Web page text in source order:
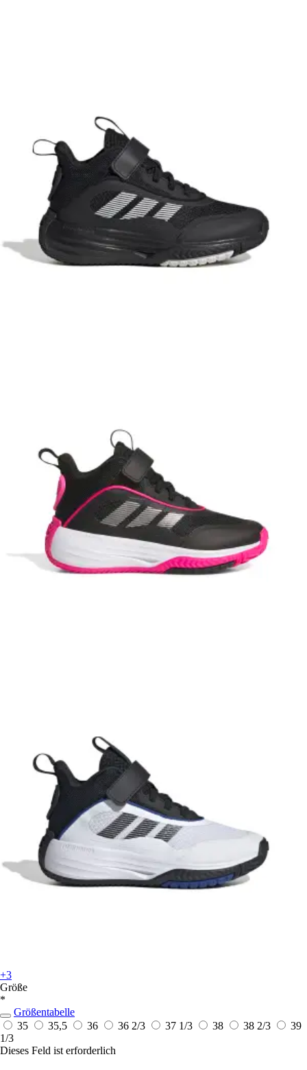
+3
Größe
*
Größentabelle
35
35,5 36 36 2/3 37 1/3 38 38 2/3
39
1/3
Dieses Feld ist erforderlich